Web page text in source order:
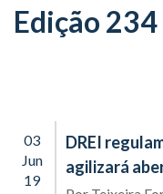
Edição 234
03
Jun
19
DREI
agilizará